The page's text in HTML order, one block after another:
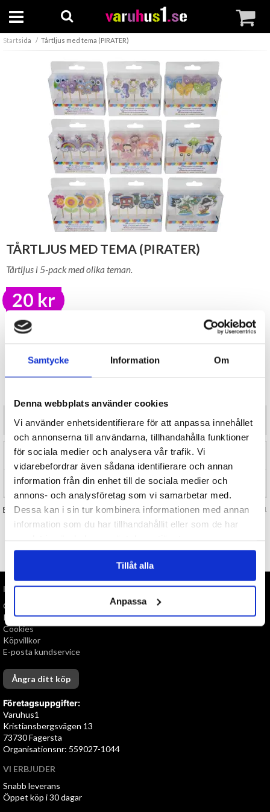
Samtycke Information Om
Denna webbplats använder cookies
Vi använder enhetsidentifierare för att anpassa innehållet
och annonserna till användarna, tillhandahålla funktioner
för sociala medier och analysera vår trafik. Vi
vidarebefordrar även sådana identifierare och annan
information från din enhet till de sociala medier och
annons- och analysföretag som vi samarbetar med.
Dessa kan i sin tur kombinera informationen med annan
information som du har tillhandahållit eller som de har
Tillåt alla
Anpassa
Startsida Tårtljus med tema (PIRATER)
TÅRTLJUS MED TEMA (PIRATER)
Tårtljus i 5-pack med olika teman.
20 kr
LAGER I SVERIGE, SNABB LEVERANS ÖPPET KÖP I 30 DAGAR
BEVAKA
Tårtljus i 5-pack med olika teman.
RECENSIONER (0)
TIPSA
FRÅGA OSS OM VARAN Art. nr 134821
TILL TOPPEN
INFORMATION
Om oss
Personuppgiftspolicy
Cookies
Köpvillkor
E-posta kundservice
Ångra ditt köp
Företagsuppgifter:
Varuhus1
Kristiansbergsvägen 13
73730 Fagersta
Organisationsnr: 559027-1044
VI ERBJUDER
Snabb leverans
Öppet köp i 30 dagar